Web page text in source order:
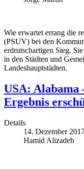
Wie erwartet errang die
(PSUV) bei den
erdrutschartigen Sieg.
in den Städten und
Landeshauptstädten.
USA: Alabama
Ergebnis
Details
14. Dezember
Hamid Alizadeh